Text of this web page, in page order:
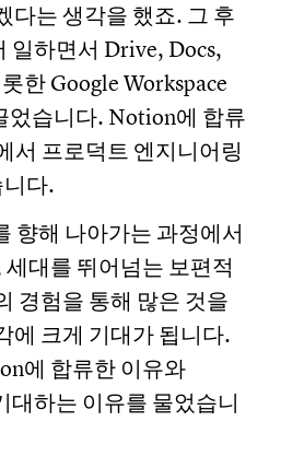
다는 생각을 했죠. 그 후
일하면서 Drive, Docs,
한 Google Workspace
었습니다. Notion에 합류
서 프로덕트 엔지니어링
니다.
향해 나아가는 과정에서
대를 뛰어넘는 보편적
경험을 통해 많은 것을
에 크게 기대가 됩니다.
에 합류한 이유와
대하는 이유를 물었습니